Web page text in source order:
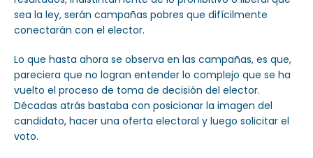
sea la ley, serán campañas pobres que difícilmente
conectarán con el elector.
Lo que hasta ahora se observa en las campañas, es que,
pareciera que no logran entender lo complejo que se ha
vuelto el proceso de toma de decisión del elector.
Décadas atrás bastaba con posicionar la imagen del
candidato, hacer una oferta electoral y luego solicitar el
voto.